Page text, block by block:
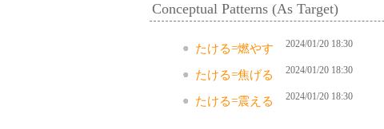
Conceptual Patterns (As Target)
たける=燃やす 2024/01/20 18:30
たける=焦げる 2024/01/20 18:30
たける=震える 2024/01/20 18:30